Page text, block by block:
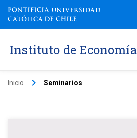
Instituto de Economía
Inicio keyboard_arrow_right Seminarios